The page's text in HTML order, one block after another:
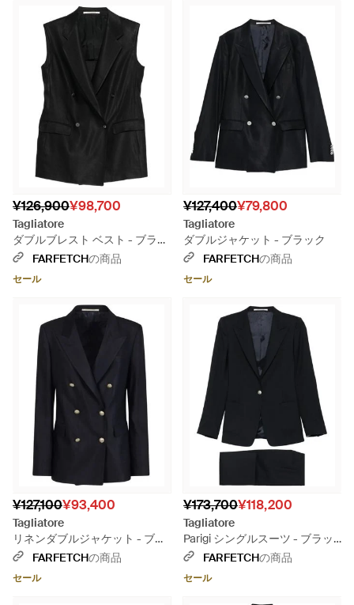
¥126,900¥98,700
Tagliatore
ダブルブレスト ベスト - ブラッ
ク
FARFETCHの商品
セール
¥127,400¥79,800
Tagliatore
ダブルジャケット - ブラック
FARFETCHの商品
セール
¥127,100¥93,400
Tagliatore
リネンダブルジャケット - ブラ
ックFARFETCHの商品
セール
¥173,700¥118,200
Tagliatore
Parigi シングルスーツ - ブラッ
ク
FARFETCHの商品
セール